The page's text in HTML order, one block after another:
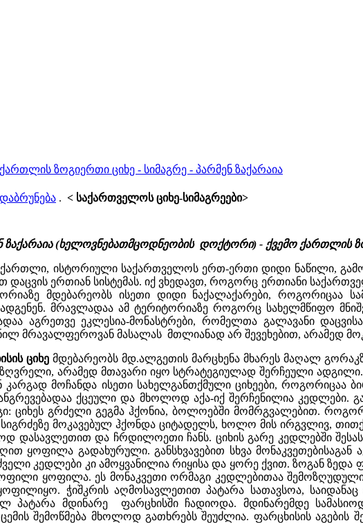
ზოგიერთი ციხე - სიმაგრე - პარმენ ზაქარაია
. < საქართველოს ციხე-სიმაგრეები>
ზაქარაია (ხელოვნებათმცოდნეობის დოქტორი) - ქვემო ქართლის
ქართლი, ისტორიული საქართველოს ერთ-ერთი დიდი ნაწილი,
დაცვის ერთიან სისტემას. იქ ვხედავთ, როგორც ერთიანი
მდებარეობს ისეთი დიდი ნაქალაქარები, როგორიცაა
მრავლადაა ამ ტერიტორიაზე როგორც სახელმწიფო
აგრეთვე ეკლესია-მონასტრები, რომელთა გალავანი
მრავალფეროვან მასალას მთლიანად არ შევეხებით, არამედ
ციხე მდებარეობს მდ.ალგეთის მარცხენა მხარეს მაღალ
არამედ მთავარი იყო სტრატეგიულად შერჩეული
კარგად მოჩანდა ისეთი სახელგანთქმული ციხეები, როგორიცაა
ქცეული და მხოლოდ აქა-იქ შერჩენილია კედლები.
ციხეს გრძელი გეგმა ჰქონია, ბოლოებში მომრგვალებით.
მოკავებულ ჰქონდა ციტადელს, ხოლო მის ირგვლივ,
დასავლეთით და ჩრდილოეთი ჩანს. ციხის გარე კედლებში
ყოფილა გადახურული. განსხვავებით სხვა მონაკვეთებისაგან
კედლები კი ამოყვანილია რიყისა და ყორე ქვით. ზოგან
ყოფილა. ეს მონაკვეთი ორმაგი კედლებითაა
ჭიშკრის აღმოსავლეთით პატარა სათავსოა,
პატარა მდინარე ფარცხისში ჩადიოდა. მდინარემდე
შემოწმება მხოლოდ გათხრებს შეუძლია. ფარცხისის აგების